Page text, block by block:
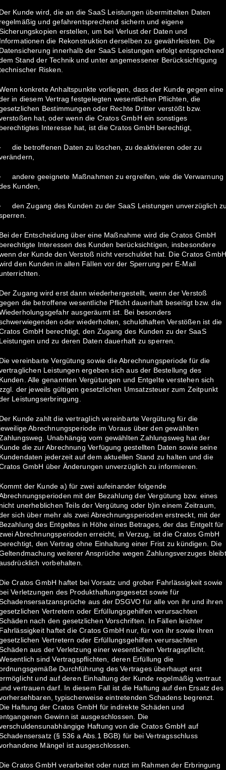
Kunde wird, die an die SaaS Leistungen übermittelten Daten
und gefahrentsprechend sichern und eigene
erstellen, um bei Verlust der Daten und
die Rekonstruktion derselben zu gewährleisten. Die
innerhalb der SaaS Leistungen erfolgt entsprechend
Stand der Technik und unter angemessener Berücksichtigung
Risken.
konkrete Anhaltspunkte vorliegen, dass der Kunde gegen eine
in diesem Vertrag festgelegten wesentlichen Pflichten, die
Bestimmungen oder Rechte Dritter verstößt bzw.
hat, oder wenn die Cratos GmbH ein sonstiges
Interesse hat, ist die Cratos GmbH berechtigt,
die betroffenen Daten zu löschen, zu deaktivieren oder zu
andere geeignete Maßnahmen zu ergreifen, wie die Verwarnung
Kunden,
den Zugang des Kunden zu der SaaS Leistungen unverzüglich
der Entscheidung über eine Maßnahme wird die Cratos GmbH
Interessen des Kunden berücksichtigen, insbesondere
der Kunde den Verstoß nicht verschuldet hat. Die Cratos
den Kunden in allen Fällen vor der Sperrung per E-Mail
Zugang wird erst dann wiederhergestellt, wenn der Verstoß
die betroffene wesentliche Pflicht dauerhaft beseitigt bzw. die
ausgeräumt ist. Bei besonders
oder wiederholten, schuldhaften Verstößen ist die
GmbH berechtigt, den Zugang des Kunden zu der SaaS
und zu deren Daten dauerhaft zu sperren.
vereinbarte Vergütung sowie die Abrechnungsperiode für die
Leistungen ergeben sich aus der Bestellung des
Alle genannten Vergütungen und Entgelte verstehen sich
der jeweils gültigen gesetzlichen Umsatzsteuer zum Zeitpunkt
Leistungserbringung.
Kunde zahlt die vertraglich vereinbarte Vergütung für die
Abrechnungsperiode im Voraus über den gewählten
Unabhängig vom gewählten Zahlungsweg hat der
die zur Abrechnung Verfügung gestellten Daten sowie seine
jederzeit auf dem aktuellen Stand zu halten und die
GmbH über Änderungen unverzüglich zu informieren.
der Kunde a) für zwei aufeinander folgende
mit der Bezahlung der Vergütung bzw. eines
unerheblichen Teils der Vergütung oder b)in einem Zeitraum,
sich über mehr als zwei Abrechnungsperioden erstreckt, mit der
des Entgeltes in Höhe eines Betrages, der das Entgelt für
Abrechnungsperioden erreicht, in Verzug, ist die Cratos GmbH
den Vertrag ohne Einhaltung einer Frist zu kündigen. Die
weiterer Ansprüche wegen Zahlungsverzuges bleibt
vorbehalten.
Cratos GmbH haftet bei Vorsatz und grober Fahrlässigkeit sowie
Verletzungen des Produkthaftungsgesetzt sowie für
aus der DSGVO für alle von ihr und ihren
Vertretern oder Erfüllungsgehilfen verursachten
nach den gesetzlichen Vorschriften. In Fällen leichter
haftet die Cratos GmbH nur, für von ihr sowie ihren
Vertretern oder Erfüllungsgehilfen verursachten
aus der Verletzung einer wesentlichen Vertragspflicht.
sind Vertragspflichten, deren Erfüllung die
Durchführung des Vertrages überhaupt erst
und auf deren Einhaltung der Kunde regelmäßig vertraut
vertrauen darf. In diesem Fall ist die Haftung auf den Ersatz des
typischerweise eintretenden Schadens begrenzt.
Haftung der Cratos GmbH für indirekte Schäden und
Gewinn ist ausgeschlossen. Die
Haftung von die Cratos GmbH auf
(§ 536 a Abs.1 BGB) für bei Vertragsschluss
Mängel ist ausgeschlossen.
Cratos GmbH verarbeitet oder nutzt im Rahmen der Erbringung